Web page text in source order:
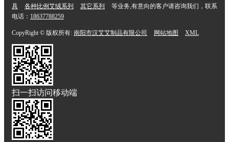
具
各种比例艾绒系列 其它系列
等业务,有意向的客户请咨询我们，联系
电话： 18637788259
CopyRight © 版权所有: 南阳市汉艾艾制品有限公司 网站地图 XML
扫一扫访问移动端